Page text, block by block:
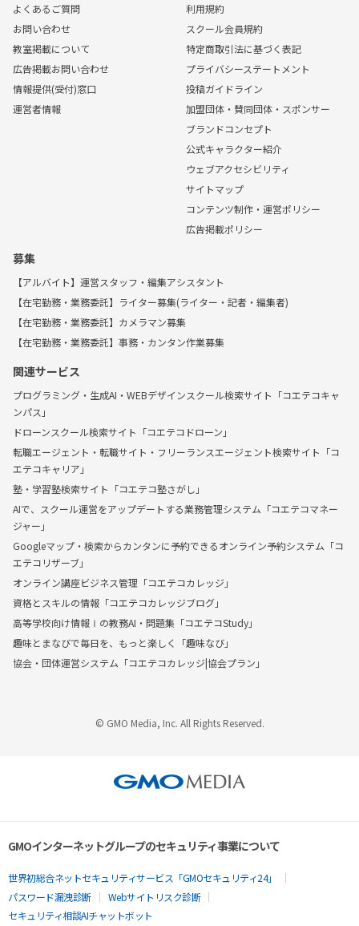
よくあるご質問
お問い合わせ
教室掲載について
広告掲載お問い合わせ
情報提供(受付)窓口
運営者情報
利用規約
スクール会員規約
特定商取引法に基づく表記
プライバシーステートメント
投稿ガイドライン
加盟団体・賛同団体・スポンサー
ブランドコンセプト
公式キャラクター紹介
ウェブアクセシビリティ
サイトマップ
コンテンツ制作・運営ポリシー
広告掲載ポリシー
募集
【アルバイト】運営スタッフ・編集アシスタント
【在宅勤務・業務委託】ライター募集(ライター・記者・編集者)
【在宅勤務・業務委託】カメラマン募集
【在宅勤務・業務委託】事務・カンタン作業募集
関連サービス
プログラミング・生成AI・WEBデザインスクール検索サイト「コエテコキャ
ンパス」
ドローンスクール検索サイト「コエテコドローン」
転職エージェント・転職サイト・フリーランスエージェント検索サイト「コ
エテコキャリア」
塾・学習塾検索サイト「コエテコ塾さがし」
AIで、スクール運営をアップデートする業務管理システム「コエテコマネー
ジャー」
Googleマップ・検索からカンタンに予約できるオンライン予約システム「コ
エテコリザーブ」
オンライン講座ビジネス管理「コエテコカレッジ」
資格とスキルの情報「コエテコカレッジブログ」
高等学校向け情報Ⅰの教務AI・問題集「コエテコStudy」
趣味とまなびで毎日を、もっと楽しく「趣味なび」
協会・団体運営システム「コエテコカレッジ|協会プラン」
© GMO Media, Inc. All Rights Reserved.
GMOインターネットグループのセキュリティ事業について
世界初総合ネットセキュリティサービス「GMOセキュリティ24」
パスワード漏洩診断
Webサイトリスク診断
セキュリティ相談AIチャットボット